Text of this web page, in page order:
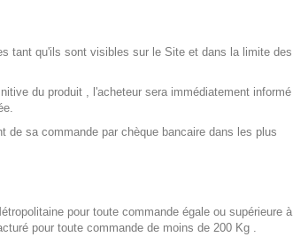
tant qu'ils sont visibles sur le Site et dans la limite des
du produit , l'acheteur sera immédiatement informé
de sa commande par chèque bancaire dans les plus
pour toute commande égale ou supérieure à
pour toute commande de moins de 200 Kg .